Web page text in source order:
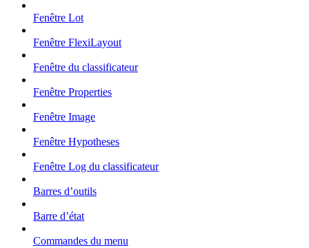
Fenêtre Lot
Fenêtre FlexiLayout
Fenêtre du classificateur
Fenêtre Properties
Fenêtre Image
Fenêtre Hypotheses
Fenêtre Log du classificateur
Barres d’outils
Barre d’état
Commandes du menu